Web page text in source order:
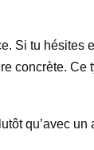
Si tu hésites
concrète. Ce
qu’avec un